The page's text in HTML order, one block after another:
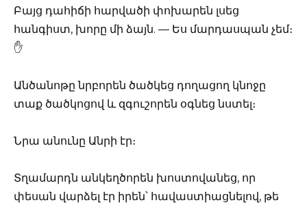
Բայց դահիճի հարվածի փոխարեն լսեց
հանգիստ, խորը մի ձայն. — Ես մարդասպան չեմ։
✋
Անծանոթը նրբորեն ծածկեց դողացող կնոջը
տաք ծածկոցով և զգուշորեն օգնեց նստել։
Նրա անունը Անրի էր։
Տղամարդն անկեղծորեն խոստովանեց, որ
փեսան վարձել էր իրեն՝ հավաստիացնելով, թե